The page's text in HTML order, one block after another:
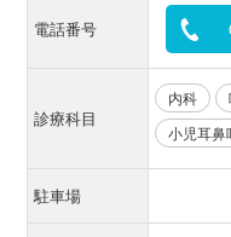
電話番号
診療科目
内科
小児耳鼻
駐車場